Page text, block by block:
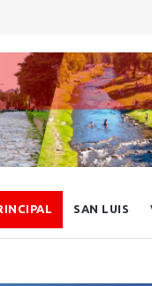
SAN LUIS